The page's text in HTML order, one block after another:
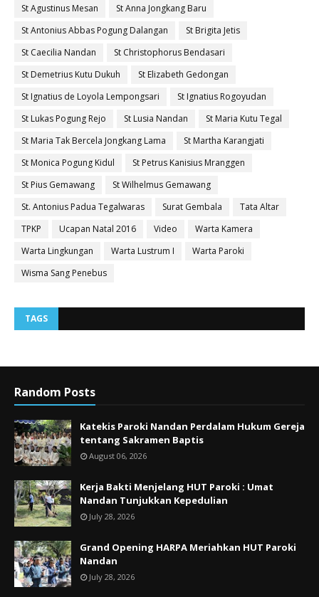
St Agustinus Mesan
St Anna Jongkang Baru
St Antonius Abbas Pogung Dalangan
St Brigita Jetis
St Caecilia Nandan
St Christophorus Bendasari
St Demetrius Kutu Dukuh
St Elizabeth Gedongan
St Ignatius de Loyola Lempongsari
St Ignatius Rogoyudan
St Lukas Pogung Rejo
St Lusia Nandan
St Maria Kutu Tegal
St Maria Tak Bercela Jongkang Lama
St Martha Karangjati
St Monica Pogung Kidul
St Petrus Kanisius Mranggen
St Pius Gemawang
St Wilhelmus Gemawang
St. Antonius Padua Tegalwaras
Surat Gembala
Tata Altar
TPKP
Ucapan Natal 2016 Video
Warta Kamera
Warta Lingkungan
Warta Lustrum I
Warta Paroki
Wisma Sang Penebus
TAGS
Random Posts
Katekis Paroki Nandan Perdalam Hukum Gereja
tentang Sakramen Baptis
August 06, 2026
Kerja Bakti Menjelang HUT Paroki : Umat
Nandan Tunjukkan Kepedulian
July 28, 2026
Grand Opening HARPA Meriahkan HUT Paroki
Nandan
July 28, 2026